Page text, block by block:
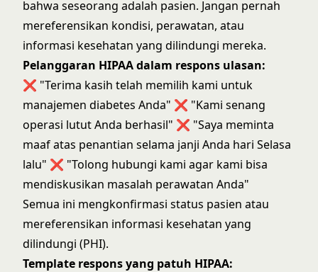
bahwa seseorang adalah pasien. Jangan pernah
mereferensikan kondisi, perawatan, atau
informasi kesehatan yang dilindungi mereka.
Pelanggaran HIPAA dalam respons ulasan:
❌ "Terima kasih telah memilih kami untuk
manajemen diabetes Anda" ❌ "Kami senang
operasi lutut Anda berhasil" ❌ "Saya meminta
maaf atas penantian selama janji Anda hari Selasa
lalu" ❌ "Tolong hubungi kami agar kami bisa
mendiskusikan masalah perawatan Anda"
Semua ini mengkonfirmasi status pasien atau
mereferensikan informasi kesehatan yang
dilindungi (PHI).
Template respons yang patuh HIPAA: